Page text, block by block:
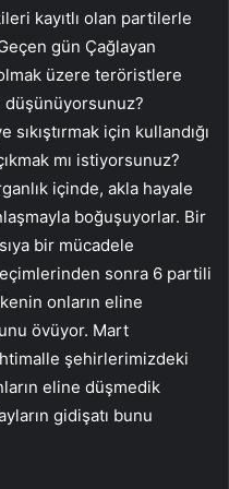
kayıtlı olan partilerle
gün Çağlayan
üzere teröristlere
için kullandığı
mı istiyorsunuz?
içinde, akla hayale
boğuşuyorlar. Bir
bir mücadele
sonra 6 partili
onların eline
övüyor. Mart
şehirlerimizdeki
eline düşmedik
gidişatı bunu